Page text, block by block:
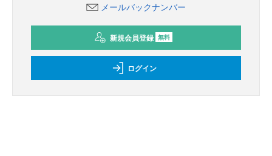
メールバックナンバー
新規会員登録 無料
ログイン